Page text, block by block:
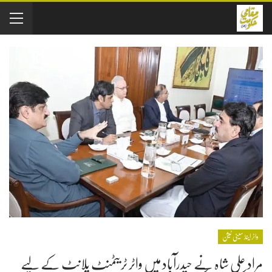
واٹر اینڈ سینی ٹیشن
مراد علی شاہ نے حیدرآباد میں واٹر ٹریٹمنٹ پلانٹ کے لیے